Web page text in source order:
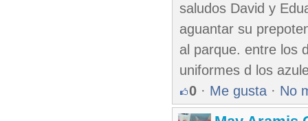
saludos David y
aguantar su
al parque. entre los
uniformes d los
0 · Me gusta · No